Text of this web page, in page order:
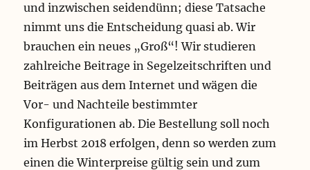
und inzwischen seidendünn; diese Tatsache
nimmt uns die Entscheidung quasi ab. Wir
brauchen ein neues „Groß“! Wir studieren
zahlreiche Beitrage in Segelzeitschriften und
Beiträgen aus dem Internet und wägen die
Vor- und Nachteile bestimmter
Konfigurationen ab. Die Bestellung soll noch
im Herbst 2018 erfolgen, denn so werden zum
einen die Winterpreise gültig sein und zum